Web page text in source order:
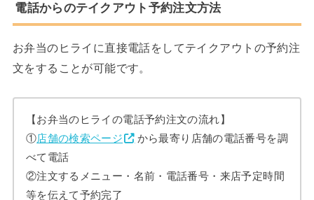
電話からのテイクアウト予約注文方法
お弁当のヒライに直接電話をしてテイクアウトの予約注
文をすることが可能です。
【お弁当のヒライの電話予約注文の流れ】
①店舗の検索ページ
から最寄り店舗の電話番号を調
べて電話
②注文するメニュー・名前・電話番号・来店予定時間
等を伝えて予約完了